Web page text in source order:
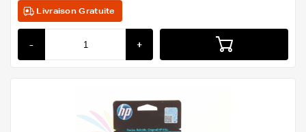
Livraison Gratuite
- +